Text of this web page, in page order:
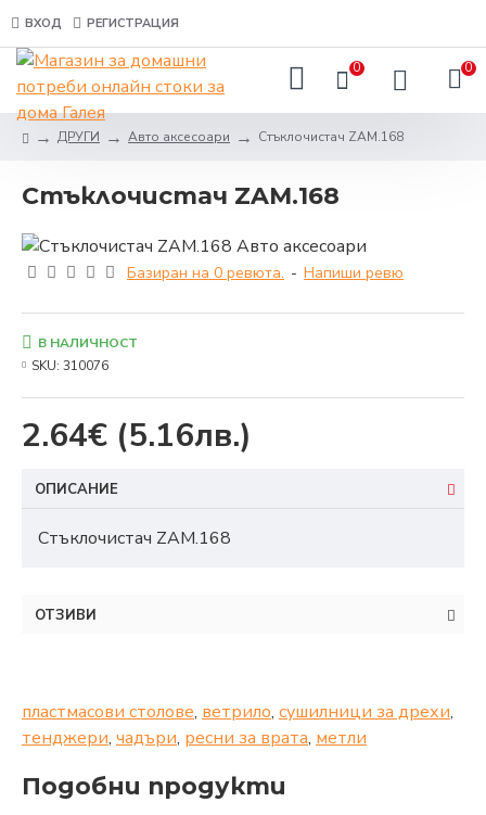
ВХОД РЕГИСТРАЦИЯ
0 0
ДРУГИ Авто аксесоари Стъклочистач ZAM.168
Стъклочистач ZAM.168
Базиран на 0 ревюта. - Напиши ревю
2.64€ (5.16лв.)
В НАЛИЧНОСТ
SKU: 310076
ОПИСАНИЕ
Стъклочистач ZAM.168
ОТЗИВИ
пластмасови столове, ветрило, сушилници за дрехи,
тенджери, чадъри, ресни за врата, метли
Подобни продукти